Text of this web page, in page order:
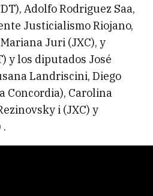
Adolfo Rodriguez Saa,
Justicialismo Riojano,
Juri (JXC), y
y los diputados José
Landriscini, Diego
Concordia), Carolina
i (JXC) y
.